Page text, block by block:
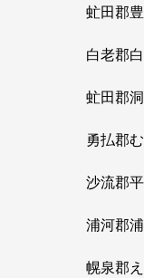
虻田郡
白老郡
虻田郡
勇払郡
沙流郡
浦河郡
幌泉郡